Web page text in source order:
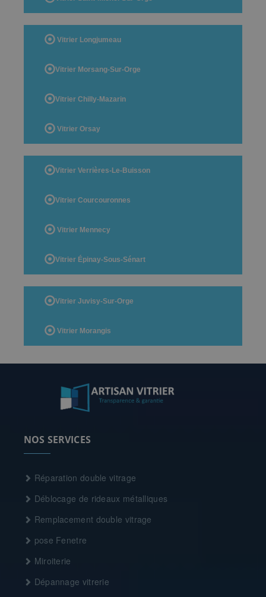
Vitrier Longjumeau
Vitrier Morsang-Sur-Orge
Vitrier Chilly-Mazarin
Vitrier Orsay
Vitrier Verrières-Le-Buisson
Vitrier Courcouronnes
Vitrier Mennecy
Vitrier Épinay-Sous-Sénart
Vitrier Juvisy-Sur-Orge
Vitrier Morangis
NOS SERVICES
Réparation double vitrage
Déblocage de rideaux métalliques
Remplacement double vitrage
pose Fenetre
Miroiterie
Dépannage vitrerie